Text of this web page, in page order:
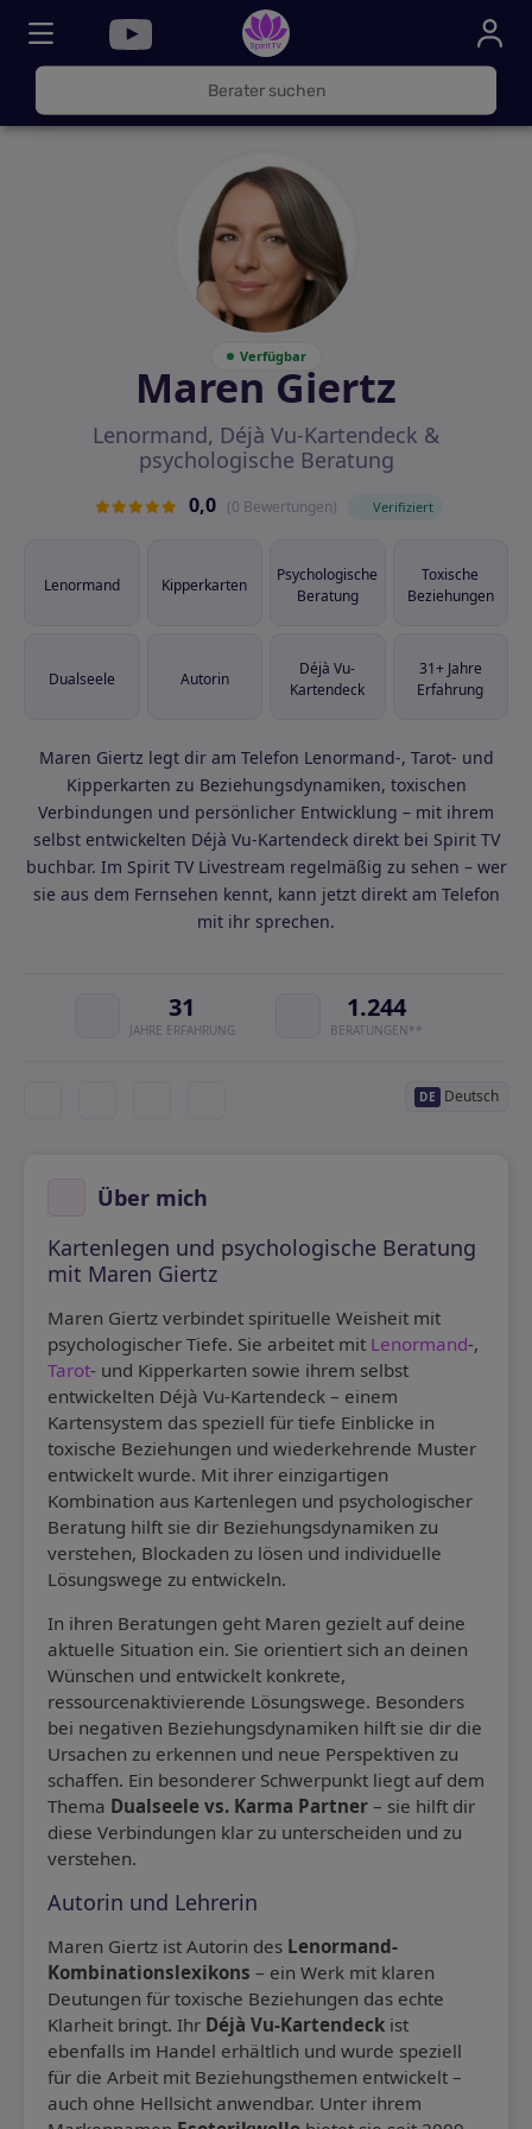
030
000
Verfügbar
Maren Giertz
Lenormand, Déjà Vu-Kartendeck &
psychologische Beratung
0,0 (0 Bewertungen) Verifiziert
Maren Giertz legt dir am Telefon Lenormand-, Tarot- und
Kipperkarten zu Beziehungsdynamiken, toxischen
Verbindungen und persönlicher Entwicklung – mit ihrem
selbst entwickelten Déjà Vu-Kartendeck direkt bei Spirit TV
buchbar. Im Spirit TV Livestream regelmäßig zu sehen – wer
sie aus dem Fernsehen kennt, kann jetzt direkt am Telefon
mit ihr sprechen.
Lenormand Kipperkarten
Psychologische
Beratung
Toxische
Beziehungen
Dualseele Autorin
Déjà Vu-
Kartendeck
31+ Jahre
Erfahrung
31
JAHRE ERFAHRUNG
1.244
BERATUNGEN**
DE Deutsch
Über mich
Kartenlegen und psychologische Beratung
mit Maren Giertz
Maren Giertz verbindet spirituelle Weisheit mit
psychologischer Tiefe. Sie arbeitet mit Lenormand-,
Tarot- und Kipperkarten sowie ihrem selbst
entwickelten Déjà Vu-Kartendeck – einem
Kartensystem das speziell für tiefe Einblicke in
toxische Beziehungen und wiederkehrende Muster
entwickelt wurde. Mit ihrer einzigartigen
Kombination aus Kartenlegen und psychologischer
Beratung hilft sie dir Beziehungsdynamiken zu
verstehen, Blockaden zu lösen und individuelle
Lösungswege zu entwickeln.
In ihren Beratungen geht Maren gezielt auf deine
aktuelle Situation ein. Sie orientiert sich an deinen
Wünschen und entwickelt konkrete,
ressourcenaktivierende Lösungswege. Besonders
bei negativen Beziehungsdynamiken hilft sie dir die
Ursachen zu erkennen und neue Perspektiven zu
schaffen. Ein besonderer Schwerpunkt liegt auf dem
Thema Dualseele vs. Karma Partner – sie hilft dir
diese Verbindungen klar zu unterscheiden und zu
verstehen.
Autorin und Lehrerin
Maren Giertz ist Autorin des Lenormand-
Kombinationslexikons – ein Werk mit klaren
Deutungen für toxische Beziehungen das echte
Klarheit bringt. Ihr Déjà Vu-Kartendeck ist
ebenfalls im Handel erhältlich und wurde speziell
für die Arbeit mit Beziehungsthemen entwickelt –
auch ohne Hellsicht anwendbar. Unter ihrem